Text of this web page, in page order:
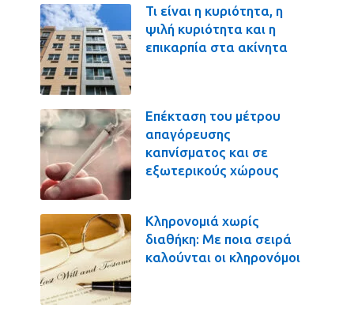
Τι είναι η κυριότητα, η
ψιλή κυριότητα και η
επικαρπία στα ακίνητα
Επέκταση του μέτρου
απαγόρευσης
καπνίσματος και σε
εξωτερικούς χώρους
Κληρονομιά χωρίς
διαθήκη: Με ποια σειρά
καλούνται οι κληρονόμοι